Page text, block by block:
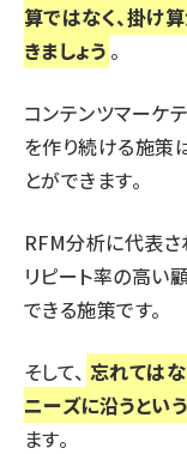
算ではなく、掛け
きましょう 。
コンテンツマーケ
を作り続ける施策
とができます。
RFM分析に代表
リピート率の高い
できる施策です。
そして、 忘れては
ニーズに沿うとい
ます。